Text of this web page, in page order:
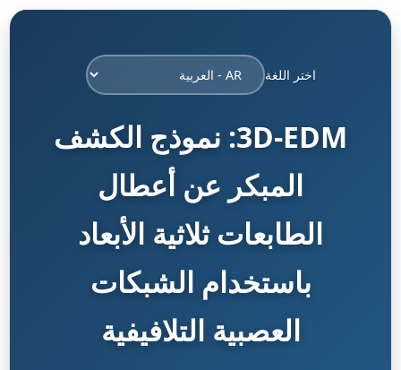
اختر اللغة
3D-EDM: نموذج الكشف
المبكر عن أعطال
الطابعات ثلاثية الأبعاد
باستخدام الشبكات
العصبية التلافيفية